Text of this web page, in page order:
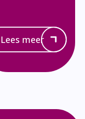
Lees meer